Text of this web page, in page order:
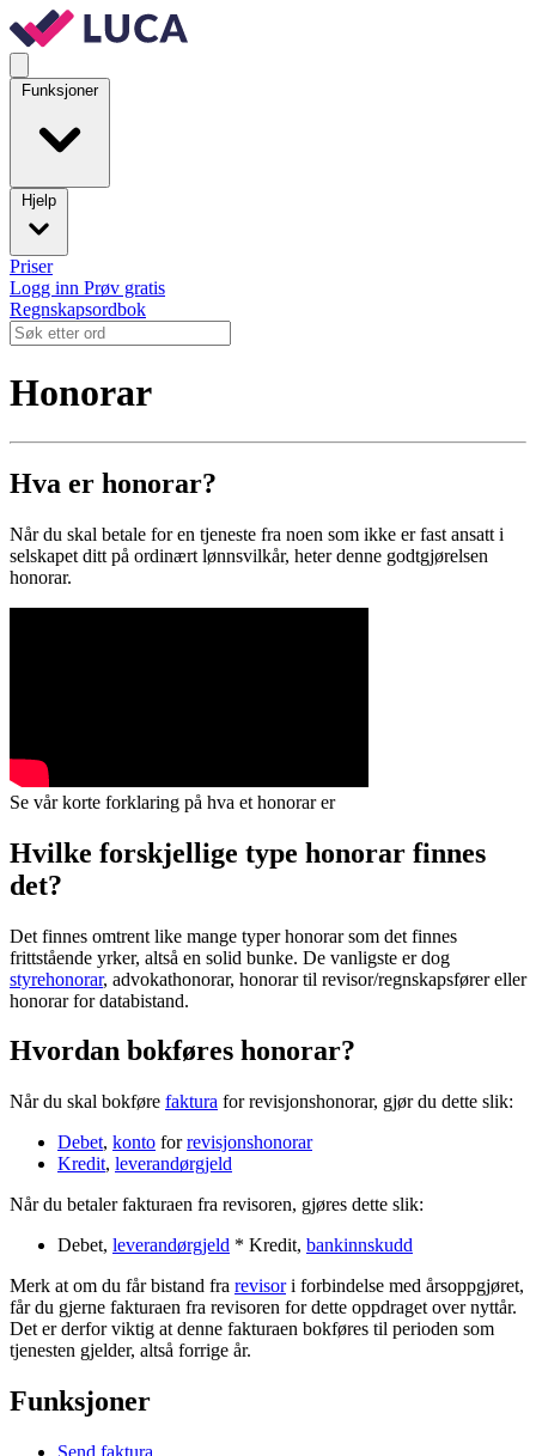
Funksjoner
Hjelp
Priser
Logg inn Prøv gratis
Regnskapsordbok
Honorar
Hva er honorar?
Når du skal betale for en tjeneste fra noen som ikke er fast ansatt i
selskapet ditt på ordinært lønnsvilkår, heter denne godtgjørelsen
honorar.
Se vår korte forklaring på hva et honorar er
Hvilke forskjellige type honorar finnes
det?
Det finnes omtrent like mange typer honorar som det finnes
frittstående yrker, altså en solid bunke. De vanligste er dog
styrehonorar, advokathonorar, honorar til revisor/regnskapsfører eller
honorar for databistand.
Hvordan bokføres honorar?
Når du skal bokføre faktura for revisjonshonorar, gjør du dette slik:
Debet, konto forrevisjonshonorar
Kredit, leverandørgjeld
Når du betaler fakturaen fra revisoren, gjøres dette slik:
Debet, leverandørgjeld * Kredit, bankinnskudd
Merk at om du får bistand fra revisori forbindelse med årsoppgjøret,
får du gjerne fakturaen fra revisoren for dette oppdraget over nyttår.
Det er derfor viktig at denne fakturaen bokføres til perioden som
tjenesten gjelder, altså forrige år.
Funksjoner